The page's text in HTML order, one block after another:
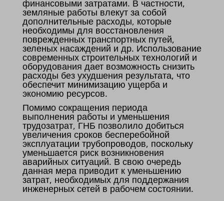
финансовыми затратами. В частности,
земляные работы влекут за собой
дополнительные расходы, которые
необходимы для восстановления
поврежденных транспортных путей,
зеленых насаждений и др. Использование
современных строительных технологий и
оборудования дает возможность снизить
расходы без ухудшения результата, что
обеспечит минимизацию ущерба и
экономию ресурсов.
Помимо сокращения периода
выполнения работы и уменьшения
трудозатрат, ГНБ позволило добиться
увеличения сроков бесперебойной
эксплуатации трубопроводов, поскольку
уменьшается риск возникновения
аварийных ситуаций. В свою очередь
данная мера приводит к уменьшению
затрат, необходимых для поддержания
инженерных сетей в рабочем состоянии.